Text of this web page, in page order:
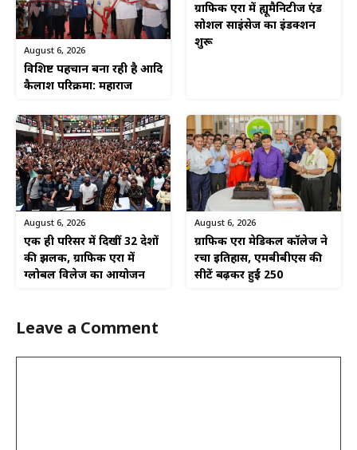
August 6, 2026
विशिष्ट पहचान बना रही है आदि
कैलाश परिक्रमा: महाराज
ग्राफिक एरा में ह्यूमैनिटीज एंड
सोशल साइंसेज का इंडक्शन
शुरू
August 6, 2026
एक ही परिसर में दिखीं 32 देशों
की झलक, ग्राफिक एरा में
ग्लोबल विलेज का आयोजन
August 6, 2026
ग्राफिक एरा मेडिकल कॉलेज ने
रचा इतिहास, एमबीबीएस की
सीटें बढ़कर हुईं 250
Leave a Comment